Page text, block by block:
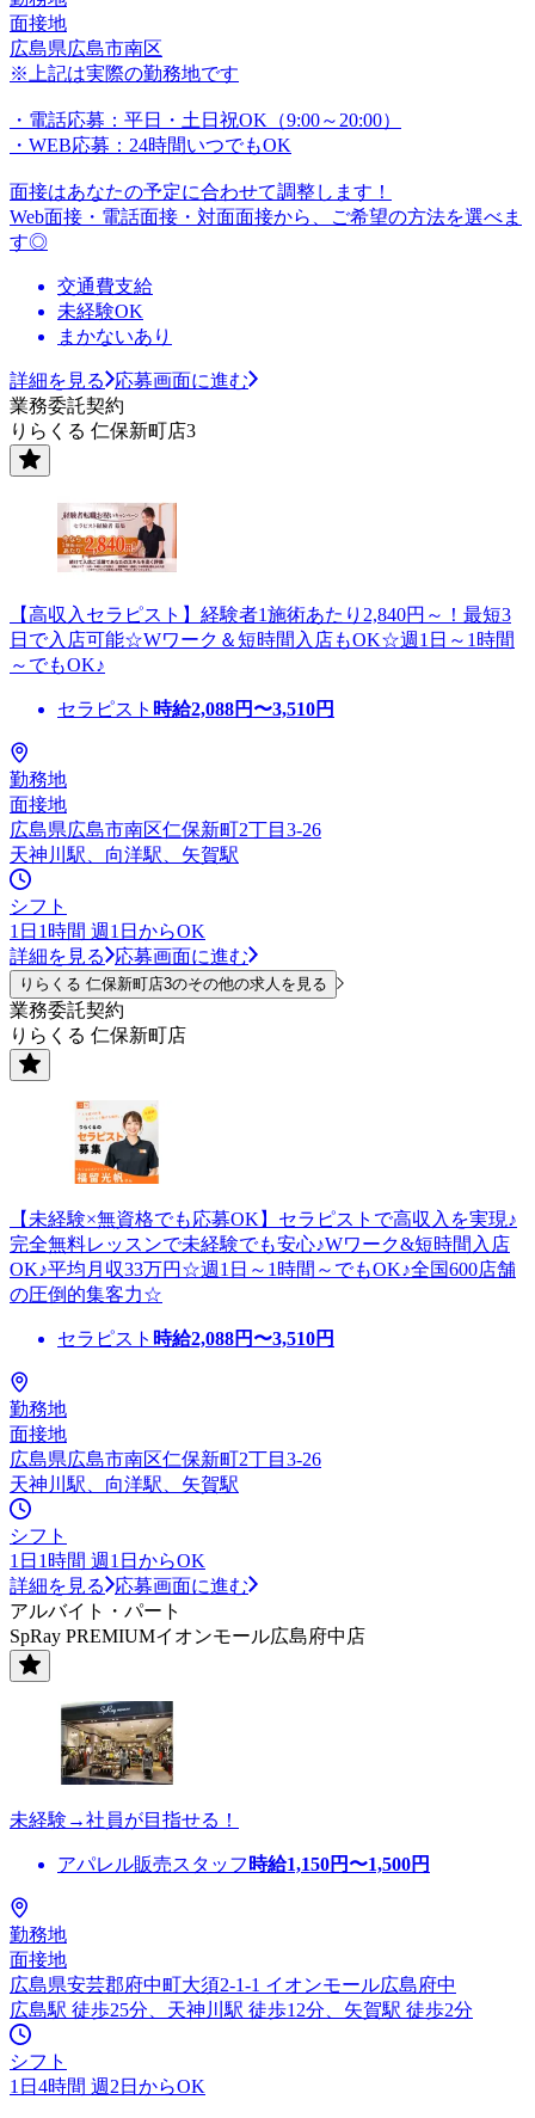
面接地
広島県広島市南区
※上記は実際の勤務地です
・電話応募：平日・土日祝OK（9:00～20:00）
・WEB応募：24時間いつでもOK
面接はあなたの予定に合わせて調整します！
Web面接・電話面接・対面面接から、ご希望の方法を選べま
す◎
交通費支給
未経験OK
まかないあり
詳細を見る
応募画面に進む
業務委託契約
りらくる 仁保新町店3
【高収入セラピスト】経験者1施術あたり2,840円～！最短3
日で入店可能☆Wワーク＆短時間入店もOK☆週1日～1時間
～でもOK♪
セラピスト 時給2,088円〜3,510円
勤務地
面接地
広島県広島市南区仁保新町2丁目3-26
天神川駅、向洋駅、矢賀駅
シフト
1日1時間 週1日からOK
詳細を見る
応募画面に進む
りらくる 仁保新町店3のその他の求人を見る
業務委託契約
りらくる 仁保新町店
【未経験×無資格でも応募OK】セラピストで高収入を実現♪
完全無料レッスンで未経験でも安心♪Wワーク&短時間入店
OK♪平均月収33万円☆週1日～1時間～でもOK♪全国600店舗
の圧倒的集客力☆
セラピスト 時給2,088円〜3,510円
勤務地
面接地
広島県広島市南区仁保新町2丁目3-26
天神川駅、向洋駅、矢賀駅
シフト
1日1時間 週1日からOK
詳細を見る
応募画面に進む
アルバイト・パート
SpRay PREMIUMイオンモール広島府中店
未経験→社員が目指せる！
アパレル販売スタッフ 時給1,150円〜1,500円
勤務地
面接地
広島県安芸郡府中町大須2-1-1 イオンモール広島府中
広島駅 徒歩25分、天神川駅 徒歩12分、矢賀駅 徒歩2分
シフト
1日4時間 週2日からOK